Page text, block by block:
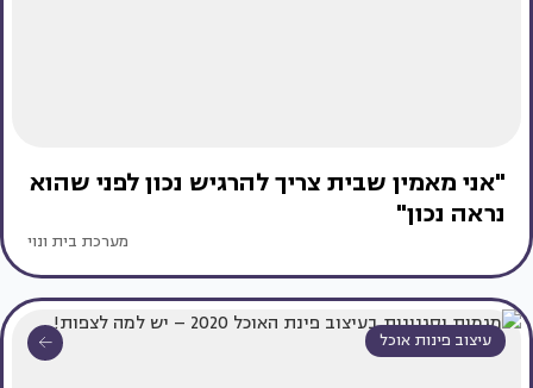
"אני מאמין שבית צריך להרגיש נכון לפני שהוא
נראה נכון"
מערכת בית ונוי
עיצוב פינות אוכל